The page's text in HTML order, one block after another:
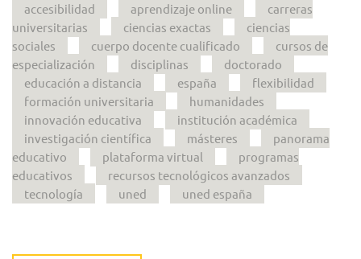
accesibilidad aprendizaje online
carreras
universitarias
ciencias exactas
ciencias
sociales
cuerpo docente cualificado
cursos de
especialización
disciplinas
doctorado
educación a distancia
españa
flexibilidad
formación universitaria
humanidades
innovación educativa
institución académica
investigación científica
másteres
panorama
educativo
plataforma virtual
programas
educativos
recursos tecnológicos avanzados
tecnología
uned uned españa